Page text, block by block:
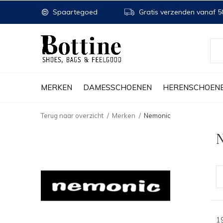
MERKEN DAMESSCHOENEN
Spaartegoed Gratis verzenden vanaf
Terug naar overzicht Merken Nemonic